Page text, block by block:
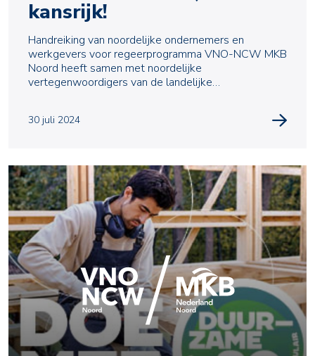
kansrijk!
Handreiking van noordelijke ondernemers en
werkgevers voor regeerprogramma VNO-NCW MKB
Noord heeft samen met noordelijke
vertegenwoordigers van de landelijke
30 juli 2024